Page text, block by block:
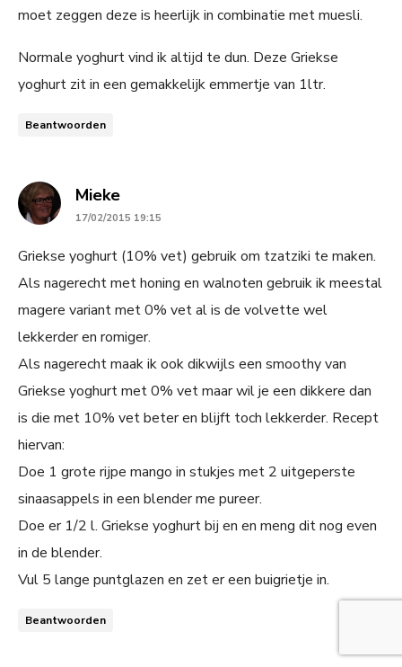
moet zeggen deze is heerlijk in combinatie met muesli.
Normale yoghurt vind ik altijd te dun. Deze Griekse
yoghurt zit in een gemakkelijk emmertje van 1ltr.
Beantwoorden
Miekesays:
17/02/2015 19:15
Griekse yoghurt (10% vet) gebruik om tzatziki te maken.
Als nagerecht met honing en walnoten gebruik ik meestal
magere variant met 0% vet al is de volvette wel
lekkerder en romiger.
Als nagerecht maak ik ook dikwijls een smoothy van
Griekse yoghurt met 0% vet maar wil je een dikkere dan
is die met 10% vet beter en blijft toch lekkerder. Recept
hiervan:
Doe 1 grote rijpe mango in stukjes met 2 uitgeperste
sinaasappels in een blender me pureer.
Doe er 1/2 l. Griekse yoghurt bij en en meng dit nog even
in de blender.
Vul 5 lange puntglazen en zet er een buigrietje in.
Beantwoorden